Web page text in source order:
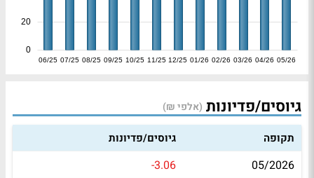
06/25 07/25 08/25 09/25 10/25 11/25 12/25 01/26 02/26 03/26 04/26 05/26
0
20
גיוסים/פדיונות (אלפי ₪)
תקופה גיוסים/פדיונות
05/2026
-3.06